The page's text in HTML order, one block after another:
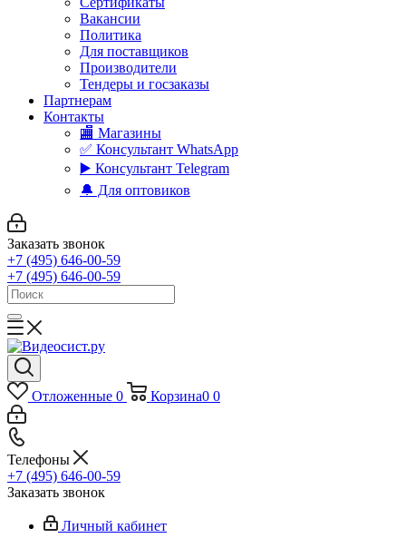
Вакансии
Политика
Для поставщиков
Производители
Тендеры и госзаказы
Партнерам
Контакты
🏬 Магазины
✅️ Консультант WhatsApp
▶️ Консультант Telegram
🔔 Для оптовиков
Заказать звонок
+7 (495) 646-00-59
+7 (495) 646-00-59
Отложенные 0 Корзина0 0
Телефоны
+7 (495) 646-00-59
Заказать звонок
Личный кабинет